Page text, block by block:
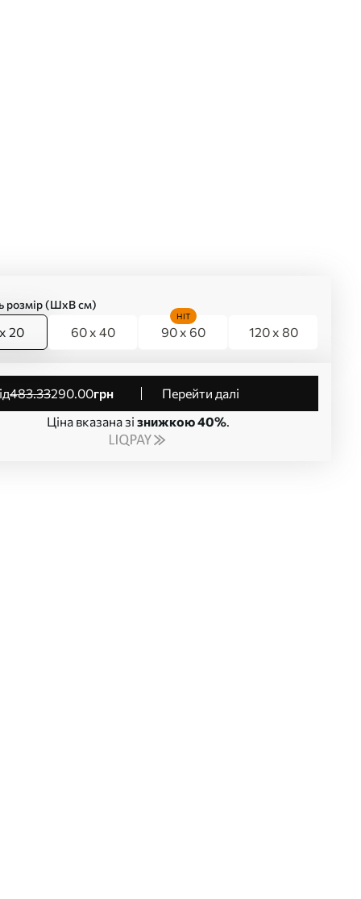
розмір (ШхВ см)
20 60 x 40 90 x 60
HIT
120 x 80
від483.33290.00грн
Перейти далі
Ціна вказана зі знижкою 40%.